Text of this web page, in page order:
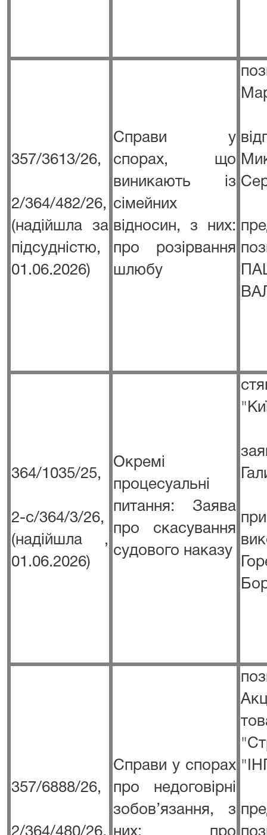
357/3613/26,
2/364/482/26,
(надійшла за
підсудністю,
01.06.2026)
Справи у
спорах, що
виникають із
сімейних
відносин, з них:
про розірвання
шлюбу
364/1035/25,
2-с/364/3/26,
(надійшла ,
01.06.2026)
Окремі
процесуальні
питання: Заява
про скасування
судового наказу
357/6888/26,
2/364/480/26,
Справи у спорах
про недоговірні
зобов’язання, з
них: про